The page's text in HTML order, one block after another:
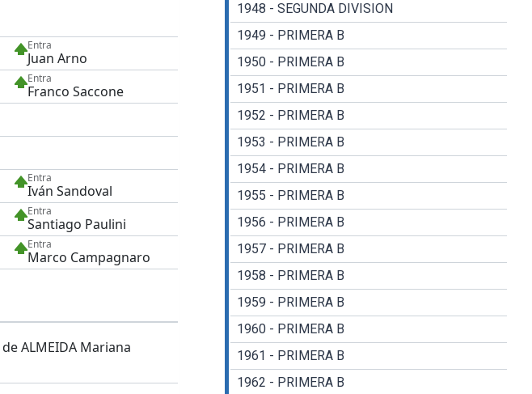
Entra
Juan Arno
Entra
Franco Saccone
Entra
Iván Sandoval
Entra
Santiago Paulini
Entra
Marco Campagnaro
de ALMEIDA Mariana
1948 - SEGUNDA DIVISION
1949 - PRIMERA B
1950 - PRIMERA B
1951 - PRIMERA B
1952 - PRIMERA B
1953 - PRIMERA B
1954 - PRIMERA B
1955 - PRIMERA B
1956 - PRIMERA B
1957 - PRIMERA B
1958 - PRIMERA B
1959 - PRIMERA B
1960 - PRIMERA B
1961 - PRIMERA B
1962 - PRIMERA B